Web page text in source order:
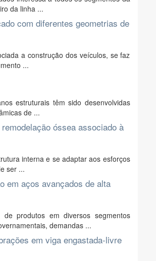
da linha ...
com diferentes geometrias de
a construção dos veículos, se faz
...
estruturais têm sido desenvolvidas
de ...
óssea associado à
interna e se adaptar aos esforços
ser ...
em aços avançados de alta
produtos em diversos segmentos
demandas ...
em viga engastada-livre